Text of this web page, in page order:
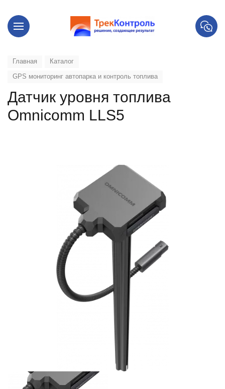
Главная
Каталог
GPS мониторинг автопарка и контроль топлива
Датчик уровня топлива
Omnicomm LLS5